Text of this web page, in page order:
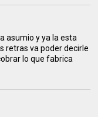
asumio y ya la esta
retras va poder decirle
lo que fabrica